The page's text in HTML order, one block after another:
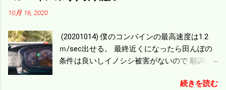
10月 16, 2020
(20201014) 僕のコンバインの最高速度は1.2
ｍ/sec出せる。 最終近くになったら田んぼの
条件は良いしイノシシ被害がないので 順調に
ｍ/min、4.32ｋｍ/hrになり 幅は約2ｍだから
続きを読む